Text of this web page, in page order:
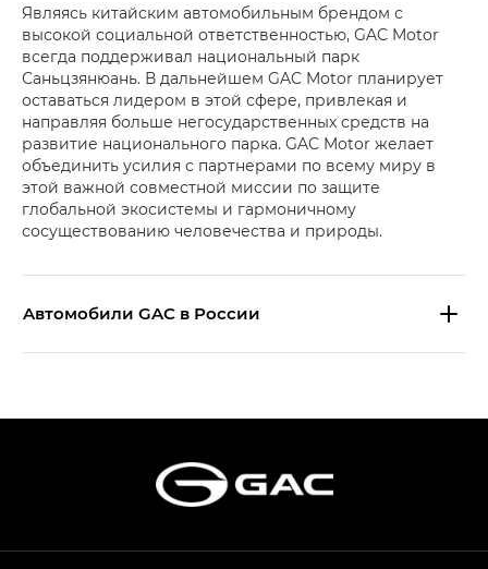
Являясь китайским автомобильным брендом с
высокой социальной ответственностью, GAC Motor
всегда поддерживал национальный парк
Саньцзянюань. В дальнейшем GAC Motor планирует
оставаться лидером в этой сфере, привлекая и
направляя больше негосударственных средств на
развитие национального парка. GAC Motor желает
объединить усилия с партнерами по всему миру в
этой важной совместной миссии по защите
глобальной экосистемы и гармоничному
сосуществованию человечества и природы.
Aвтомобили GAC в России
Эс Икс ПРЕМИУМ — SX PREMIUM
S7 — Эс 7 (S7) в комплектациях
Эс Икс ПРЕМИУМ — SX PREMIUM, Эс Тэ — ST
в комплектации Экс ПРЕМИУМ — EX PREMIUM